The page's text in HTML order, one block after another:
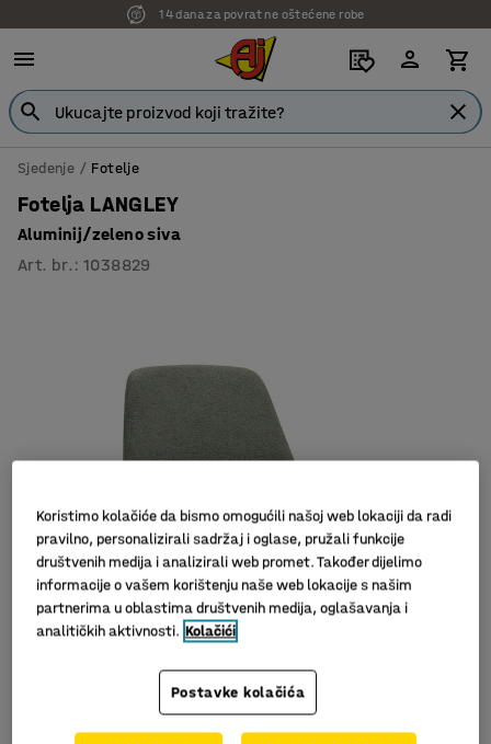
14 dana za povrat ne oštećene robe
Sjedenje Fotelje
Fotelja LANGLEY
Aluminij/zeleno siva
Art. br. :1038829
Koristimo kolačiće da bismo omogućili našoj web lokaciji da radi
pravilno, personalizirali sadržaj i oglase, pružali funkcije
društvenih medija i analizirali web promet. Također dijelimo
informacije o vašem korištenju naše web lokacije s našim
partnerima u oblastima društvenih medija, oglašavanja i
analitičkih aktivnosti. Kolačići
Postavke kolačića